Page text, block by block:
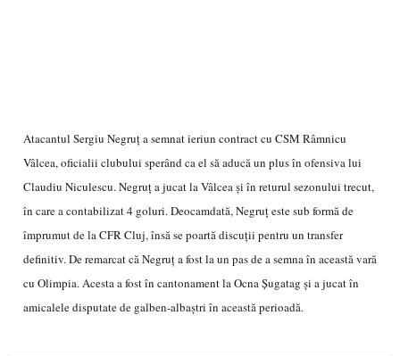
Atacantul Sergiu Negruţ a semnat ieriun contract cu CSM Râmnicu
Vâlcea, oficialii clubului sperând ca el să aducă un plus în ofensiva lui
Claudiu Niculescu. Negruţ a jucat la Vâlcea şi în returul sezonului trecut,
în care a contabilizat 4 goluri. Deocamdată, Negruţ este sub formă de
împrumut de la CFR Cluj, însă se poartă discuţii pentru un transfer
definitiv. De remarcat că Negruț a fost la un pas de a semna în această vară
cu Olimpia. Acesta a fost în cantonament la Ocna Șugatag și a jucat în
amicalele disputate de galben-albaștri în această perioadă.